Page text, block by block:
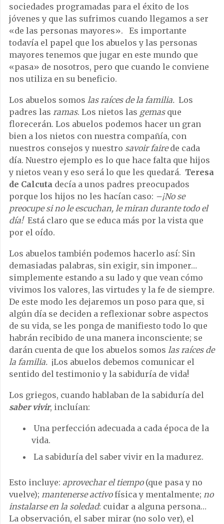
sociedades programadas para el éxito de los
jóvenes y que las sufrimos cuando llegamos a ser
«de las personas mayores». Es importante
todavía el papel que los abuelos y las personas
mayores tenemos que jugar en este mundo que
«pasa» de nosotros, pero que cuando le conviene
nos utiliza en su beneficio.
Los abuelos somos las raíces de la familia. Los
padres las ramas. Los nietos las gemas que
florecerán. Los abuelos podemos hacer un gran
bien a los nietos con nuestra compañía, con
nuestros consejos y nuestro savoir fairede cada
día. Nuestro ejemplo es lo que hace falta que hijos
y nietos vean y eso será lo que les quedará. Teresa
de Calcuta decía a unos padres preocupados
porque los hijos no les hacían caso: –¡No se
preocupe si no le escuchan, le miran durante todo el
día! Está claro que se educa más por la vista que
por el oído.
Los abuelos también podemos hacerlo así: Sin
demasiadas palabras, sin exigir, sin imponer…
simplemente estando a su lado y que vean cómo
vivimos los valores, las virtudes y la fe de siempre.
De este modo les dejaremos un poso para que, si
algún día se deciden a reflexionar sobre aspectos
de su vida, se les ponga de manifiesto todo lo que
habrán recibido de una manera inconsciente; se
darán cuenta de que los abuelos somos las raíces de
la familia. ¡Los abuelos debemos comunicar el
sentido del testimonio y la sabiduría de vida!
Los griegos, cuando hablaban de la sabiduría del
saber vivir, incluían:
Una perfección adecuada a cada época de la
vida.
La sabiduría del saber vivir en la madurez.
Esto incluye: aprovechar el tiempo (que pasa y no
vuelve); mantenerse activofísica y mentalmente; no
instalarse en la soledad: cuidar a alguna persona…
La observación, el saber mirar (no solo ver), el